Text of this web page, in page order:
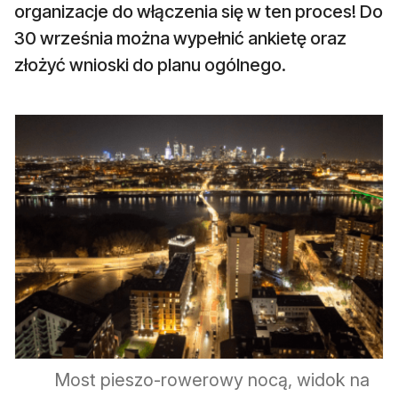
organizacje do włączenia się w ten proces! Do
30 września można wypełnić ankietę oraz
złożyć wnioski do planu ogólnego.
Most pieszo-rowerowy nocą, widok na